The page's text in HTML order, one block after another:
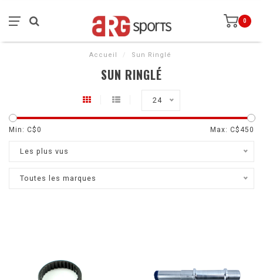
0
Accueil / Sun Ringlé
SUN RINGLÉ
24
Min: C$0 Max: C$ 450
Les plus vus
Toutes les marques